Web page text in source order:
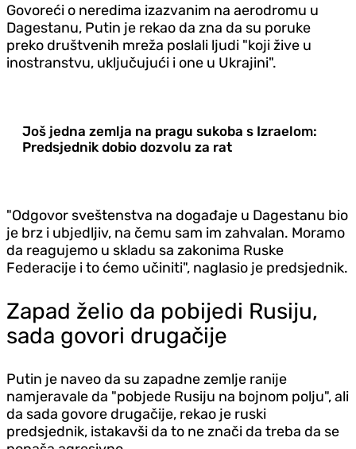
Govoreći o neredima izazvanim na aerodromu u
Dagestanu, Putin je rekao da zna da su poruke
preko društvenih mreža poslali ljudi "koji žive u
inostranstvu, uključujući i one u Ukrajini".
Još jedna zemlja na pragu sukoba s Izraelom:
Predsjednik dobio dozvolu za rat
"Odgovor sveštenstva na događaje u Dagestanu bio
je brz i ubjedljiv, na čemu sam im zahvalan. Moramo
da reagujemo u skladu sa zakonima Ruske
Federacije i to ćemo učiniti", naglasio je predsjednik.
Zapad želio da pobijedi Rusiju,
sada govori drugačije
Putin je naveo da su zapadne zemlje ranije
namjeravale da "pobjede Rusiju na bojnom polju", ali
da sada govore drugačije, rekao je ruski
predsjednik, istakavši da to ne znači da treba da se